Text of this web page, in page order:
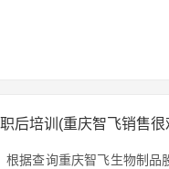
后培训(重庆智飞销售很
据查询重庆智飞生物制品